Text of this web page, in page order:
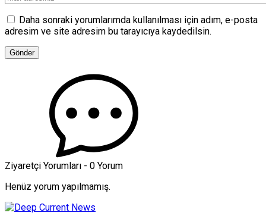
Daha sonraki yorumlarımda kullanılması için adım, e-posta
adresim ve site adresim bu tarayıcıya kaydedilsin.
Ziyaretçi Yorumları - 0 Yorum
Henüz yorum yapılmamış.